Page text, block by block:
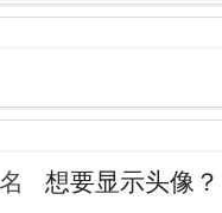
想要显示头像？